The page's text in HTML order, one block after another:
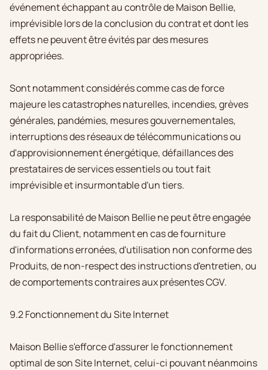
événement échappant au contrôle de Maison Bellie,
imprévisible lors de la conclusion du contrat et dont les
effets ne peuvent être évités par des mesures
appropriées.
Sont notamment considérés comme cas de force
majeure les catastrophes naturelles, incendies, grèves
générales, pandémies, mesures gouvernementales,
interruptions des réseaux de télécommunications ou
d'approvisionnement énergétique, défaillances des
prestataires de services essentiels ou tout fait
imprévisible et insurmontable d'un tiers.
La responsabilité de Maison Bellie ne peut être engagée
du fait du Client, notamment en cas de fourniture
d'informations erronées, d'utilisation non conforme des
Produits, de non-respect des instructions d'entretien, ou
de comportements contraires aux présentes CGV.
9.2 Fonctionnement du Site Internet
Maison Bellie s'efforce d'assurer le fonctionnement
optimal de son Site Internet, celui-ci pouvant néanmoins